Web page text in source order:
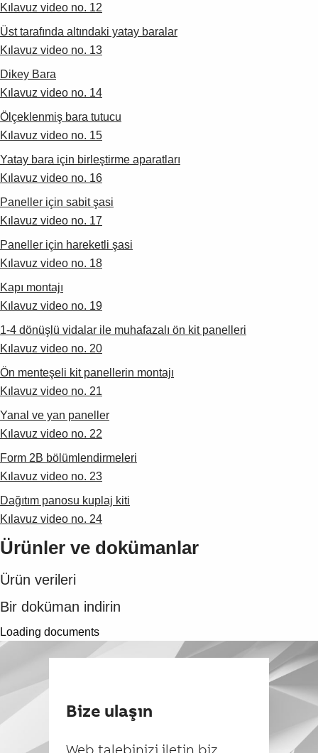
Kılavuz video no. 12
Üst tarafında altındaki yatay baralar
Kılavuz video no. 13
Dikey Bara
Kılavuz video no. 14
Ölçeklenmiş bara tutucu
Kılavuz video no. 15
Yatay bara için birleştirme aparatları
Kılavuz video no. 16
Paneller için sabit şasi
Kılavuz video no. 17
Paneller için hareketli şasi
Kılavuz video no. 18
Kapı montajı
Kılavuz video no. 19
1-4 dönüşlü vidalar ile muhafazalı ön kit panelleri
Kılavuz video no. 20
Ön menteşeli kit panellerin montajı
Kılavuz video no. 21
Yanal ve yan paneller
Kılavuz video no. 22
Form 2B bölümlendirmeleri
Kılavuz video no. 23
Dağıtım panosu kuplaj kiti
Kılavuz video no. 24
Ürünler ve dokümanlar
Ürün verileri
Bir doküman indirin
Loading documents
Bize ulaşın
Web talebinizi iletin biz